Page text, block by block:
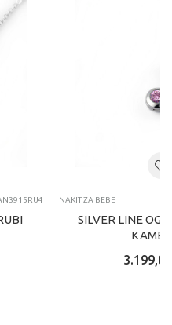
NAKIT ZA BEBE
SILVER LINE
3.199,00